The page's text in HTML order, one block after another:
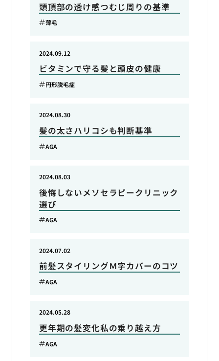
頭頂部の透け感つむじ周りの基準
薄毛
ビタミンで守る髪と頭皮の健康
2024.09.12
円形脱毛症
髪の太さハリコシも判断基準
2024.08.30
AGA
後悔しないメソセラピークリニック
選び
2024.08.03
AGA
前髪スタイリングＭ字カバーのコツ
2024.07.02
AGA
更年期の髪変化私の乗り越え方
2024.05.28
AGA